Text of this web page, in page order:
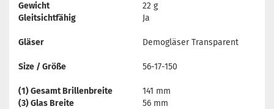
Gewicht
22 g
Gleitsichtfähig
Ja
Gläser Demogläser Transparent
Size / Größe 56-17-150
(1) Gesamt Brillenbreite
141 mm
(3) Glas Breite
56 mm